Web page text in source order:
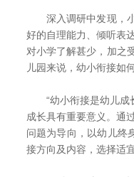
深入调研中发现，小
好的自理能力、倾听表
对小学了解甚少，加之
儿园来说，幼小衔接如
“幼小衔接是幼儿成
成长具有重要意义。通
问题为导向，以幼儿终
接方向及内容，选择适